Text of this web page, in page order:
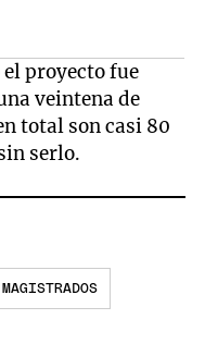
proyecto fue
veintena de
total son casi 80
serlo.